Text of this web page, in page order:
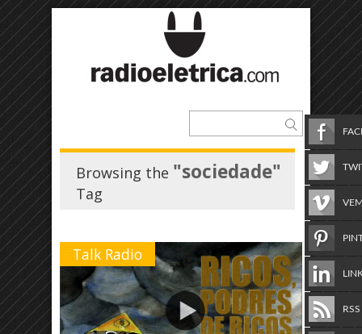
Browsing the "sociedade"
Tag
Talk Radio
RSS